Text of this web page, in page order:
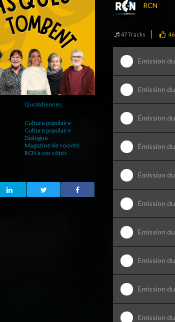
Quotidiennes
Culture populaire
Culture populaire
Dialogue
Magazine de société
RCN à vos côtés
RCN
47 Tracks 46
Emission
Emission
Émission
Émission
Émission
Émission
Emission
Emission
Emission
Emission